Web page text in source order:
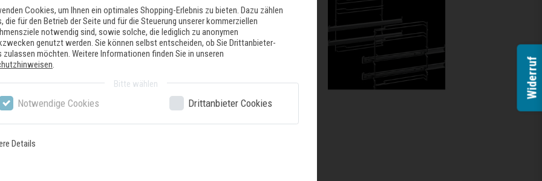
Cookies, um Ihnen ein optimales Shopping-Erlebnis zu bieten. Dazu zählen
die für den Betrieb der Seite und für die Steuerung unserer kommerziellen
notwendig sind, sowie solche, die lediglich zu anonymen
genutzt werden. Sie können selbst entscheiden, ob Sie Drittanbieter-
zulassen möchten. Weitere Informationen finden Sie in unseren
.
Bitte wählen
Notwendige Cookies Drittanbieter Cookies
Details
Widerruf